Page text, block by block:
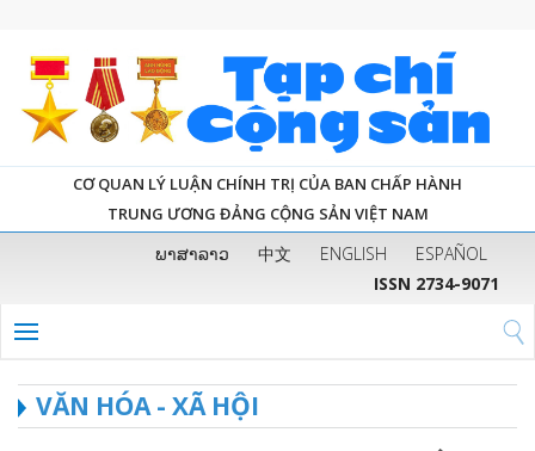
CƠ QUAN LÝ LUẬN CHÍNH TRỊ CỦA BAN CHẤP HÀNH
TRUNG ƯƠNG ĐẢNG CỘNG SẢN VIỆT NAM
ພາສາລາວ 中文 ENGLISH
ESPAÑOL
ISSN 2734-9071
VĂN HÓA - XÃ HỘI